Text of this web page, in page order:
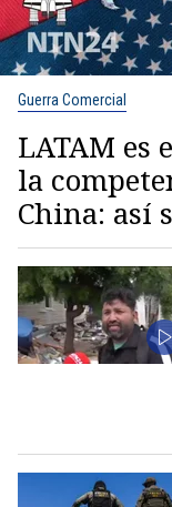
Guerra Comercial
LATAM es
la
China: así